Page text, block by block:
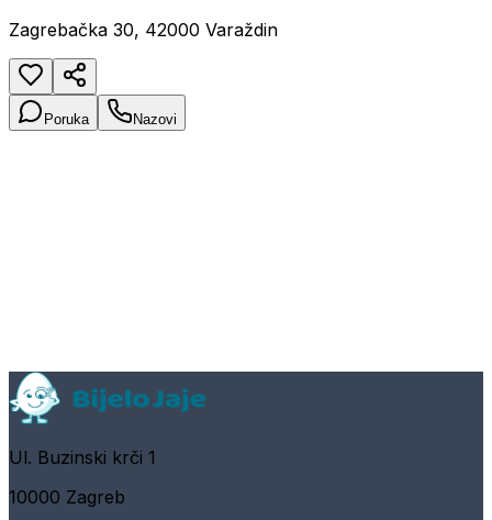
Zagrebačka 30, 42000 Varaždin
Poruka Nazovi
Ul. Buzinski krči 1
10000 Zagreb